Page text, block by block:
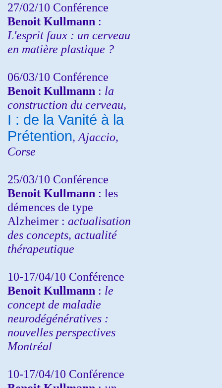
27/02/10 Conférence
Benoit Kullmann :
L'esprit faux : un cerveau
en matière plastique ?
06/03/10 Conférence
Benoit Kullmann : la
construction du cerveau,
I : de la Vanité à la
Prétention, Ajaccio,
Corse
25/03/10 Conférence
Benoit Kullmann : les
démences de type
Alzheimer : actualisation
des concepts, actualité
thérapeutique
10-17/04/10 Conférence
Benoit Kullmann : le
concept de maladie
neurodégénératives :
nouvelles perspectives
Montréal
10-17/04/10 Conférence